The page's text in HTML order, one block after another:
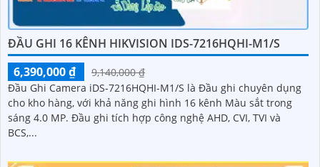
ĐẦU GHI 16 KÊNH HIKVISION IDS-7216HQHI-M1/S
6,390,000 ₫
9,140,000 ₫
Đầu Ghi Camera iDS-7216HQHI-M1/S là Đầu ghi chuyên dụng
cho kho hàng, với khả năng ghi hình 16 kênh Màu sắt trong
sáng 4.0 MP. Đầu ghi tích hợp công nghệ AHD, CVI, TVI và
BCS,...